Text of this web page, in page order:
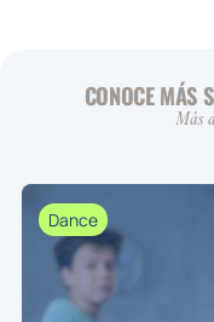
CONOCE MÁS
Más
Dance